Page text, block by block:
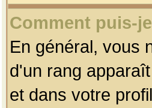
Comment puis-
En général, vous
d'un rang
et dans votre